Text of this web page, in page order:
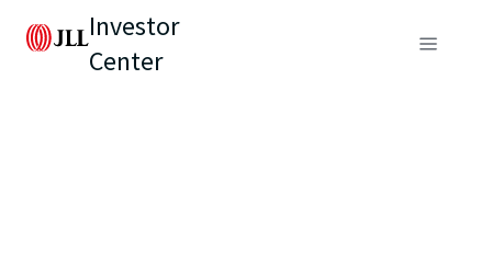
Investor
Center